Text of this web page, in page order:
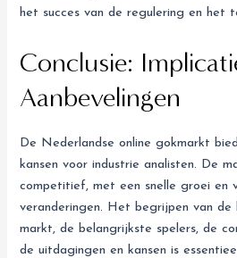
het succes van de regulering en het
Conclusie:
Aanbevelingen
De Nederlandse online gokmarkt
kansen voor industrie analisten. De
competitief, met een snelle groei en
veranderingen. Het begrijpen van
markt, de belangrijkste spelers, de
de uitdagingen en kansen is